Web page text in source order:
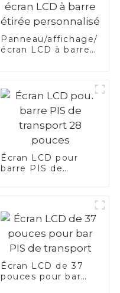
Panneau/affichage/
écran LCD à barre
Écran LCD pour
barre PIS de
Écran LCD de 37
pouces pour bar